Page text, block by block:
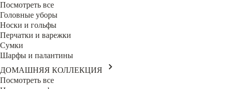
Посмотреть все
Головные уборы
Носки и гольфы
Перчатки и варежки
Сумки
Шарфы и палантины
ДОМАШНЯЯ КОЛЛЕКЦИЯ
Посмотреть все